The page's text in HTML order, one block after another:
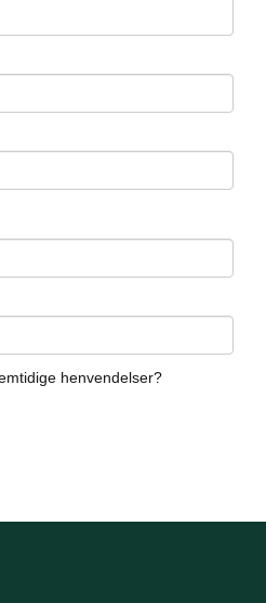
henvendelser?